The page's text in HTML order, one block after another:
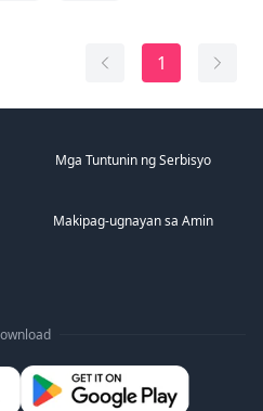
ang mga patakaran. Wala kang
ko kagustong kantutin ka hanggang
si Damian sa pag-ibig, pero kailangan
1
Mga Tuntunin ng Serbisyo
Makipag-ugnayan sa Amin